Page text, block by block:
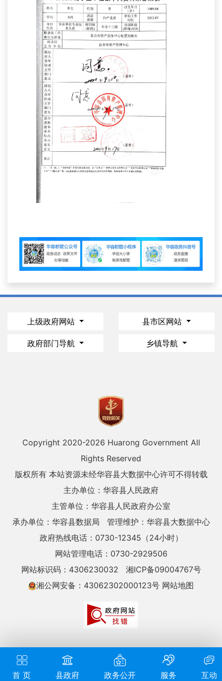
首 页 县政府 政务公开 服务 互动
上级政府网站 县市区网站
政府部门导航 乡镇导航
Copyright 2020-2026 Huarong Government All
Rights Reserved
版权所有 本站资源未经华容县大数据中心许可不得转载
主办单位：华容县人民政府
主管单位：华容县人民政府办公室
承办单位：华容县数据局
管理维护：华容县大数据中心
政府热线电话：0730-12345（24小时）
网站管理电话：0730-2929506
网站标识码：4306230032
湘ICP备09004767号
湘公网安备：43062302000123号 网站地图